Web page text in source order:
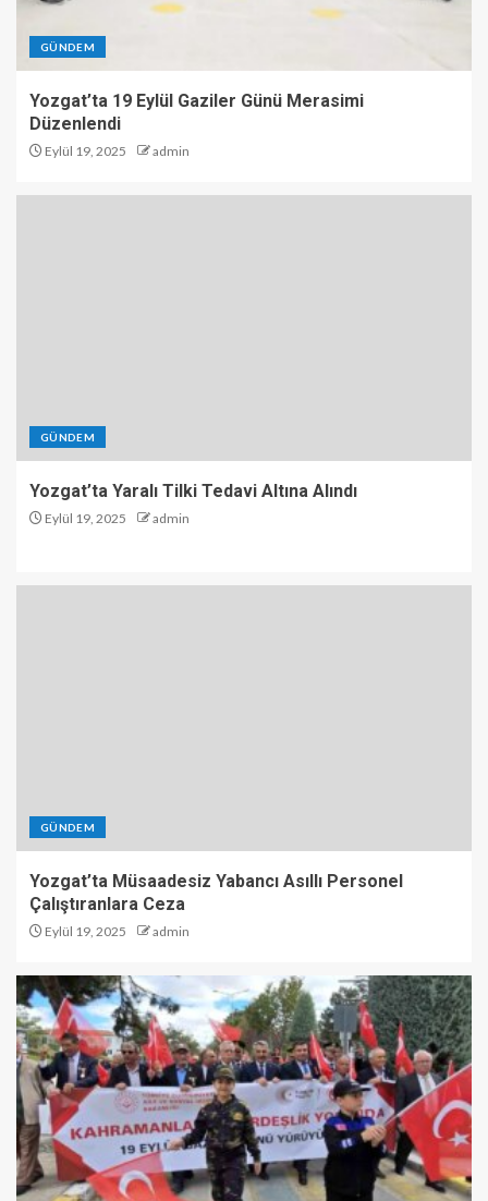
GÜNDEM
Yozgat’ta 19 Eylül Gaziler Günü Merasimi
Düzenlendi
Eylül 19, 2025 admin
GÜNDEM
Yozgat’ta Yaralı Tilki Tedavi Altına Alındı
Eylül 19, 2025 admin
GÜNDEM
Yozgat’ta Müsaadesiz Yabancı Asıllı Personel
Çalıştıranlara Ceza
Eylül 19, 2025 admin